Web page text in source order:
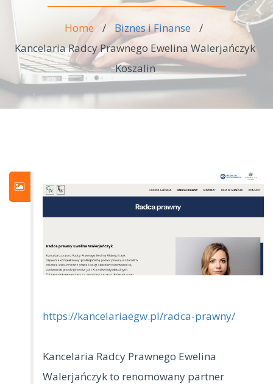
Home / Biznes i Finanse
/
Kancelaria Radcy Prawnego Ewelina Walerjańczyk
Koszalin
https://kancelariaegw.pl/radca-prawny/
Kancelaria Radcy Prawnego Ewelina
Walerjańczyk to renomowany partner